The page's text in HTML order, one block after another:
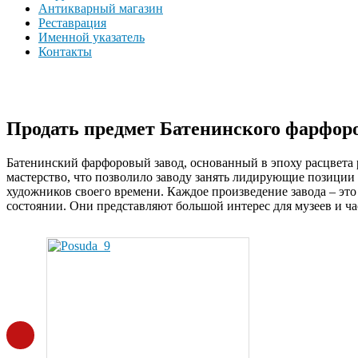
Антикварный магазин
Реставрация
Именной указатель
Контакты
Продать предмет Батенинского
Батенинский фарфоровый завод, основанный в эпоху расцвета
мастерство, что позволило заводу занять лидирующие
художников своего времени. Каждое произведение завода –
состоянии. Они представляют большой интерес для музеев и